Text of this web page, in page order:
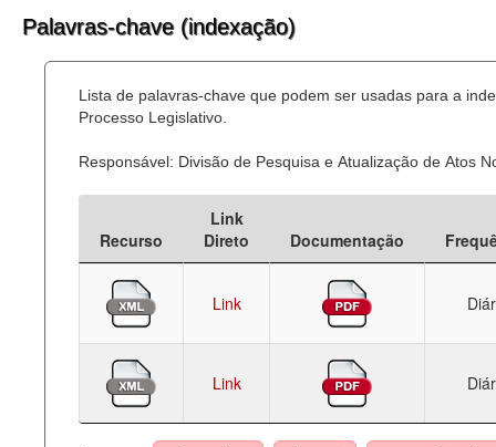
Palavras-chave (indexação)
Lista de palavras-chave que podem ser usadas para a
Processo Legislativo.
Responsável: Divisão de Pesquisa e Atualização de Atos
Recurso
Link
Direto
Documentação
Link
Link